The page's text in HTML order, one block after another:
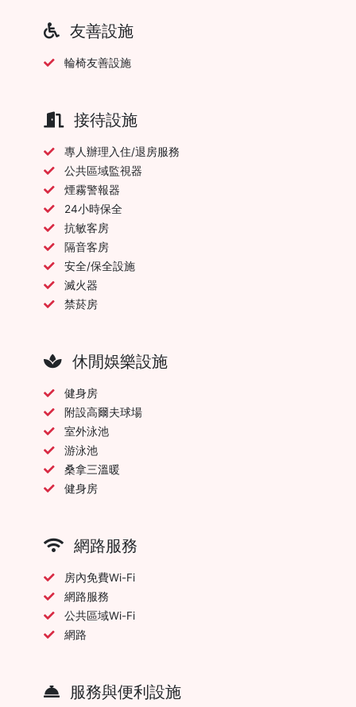
友善設施
輪椅友善設施
接待設施
專人辦理入住/退房服務
公共區域監視器
煙霧警報器
24小時保全
抗敏客房
隔音客房
安全/保全設施
滅火器
禁菸房
休閒娛樂設施
健身房
附設高爾夫球場
室外泳池
游泳池
桑拿三溫暖
健身房
網路服務
房內免費Wi-Fi
網路服務
公共區域Wi-Fi
網路
服務與便利設施